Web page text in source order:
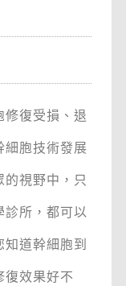
修復受損、退
細胞技術發展
視野中，只
診所，都可以
道幹細胞到
復效果好不